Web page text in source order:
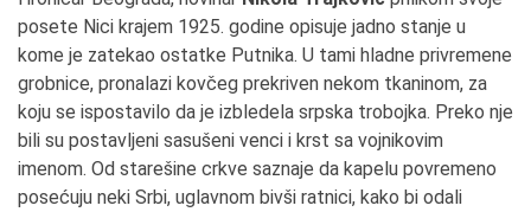
posete Nici krajem 1925. godine opisuje jadno stanje u
kome je zatekao ostatke Putnika. U tami hladne privremene
grobnice, pronalazi kovčeg prekriven nekom tkaninom, za
koju se ispostavilo da je izbledela srpska trobojka. Preko nje
bili su postavljeni sasušeni venci i krst sa vojnikovim
imenom. Od starešine crkve saznaje da kapelu povremeno
posećuju neki Srbi, uglavnom bivši ratnici, kako bi odali